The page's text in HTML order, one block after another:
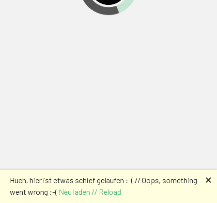
Huch, hier ist etwas schief gelaufen :-( // Oops, something
went wrong :-( Neu laden // Reload
🗙